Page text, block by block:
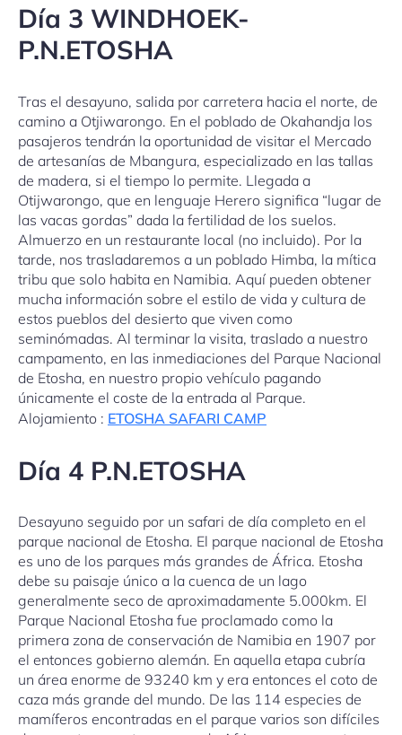
Día 3 WINDHOEK-
P.N.ETOSHA
Tras el desayuno, salida por carretera hacia el norte, de
camino a Otjiwarongo. En el poblado de Okahandja los
pasajeros tendrán la oportunidad de visitar el Mercado
de artesanías de Mbangura, especializado en las tallas
de madera, si el tiempo lo permite. Llegada a
Otijwarongo, que en lenguaje Herero significa “lugar de
las vacas gordas” dada la fertilidad de los suelos.
Almuerzo en un restaurante local (no incluido). Por la
tarde, nos trasladaremos a un poblado Himba, la mítica
tribu que solo habita en Namibia. Aquí pueden obtener
mucha información sobre el estilo de vida y cultura de
estos pueblos del desierto que viven como
seminómadas. Al terminar la visita, traslado a nuestro
campamento, en las inmediaciones del Parque Nacional
de Etosha, en nuestro propio vehículo pagando
únicamente el coste de la entrada al Parque.
Alojamiento : ETOSHA SAFARI CAMP
Día 4 P.N.ETOSHA
Desayuno seguido por un safari de día completo en el
parque nacional de Etosha. El parque nacional de Etosha
es uno de los parques más grandes de África. Etosha
debe su paisaje único a la cuenca de un lago
generalmente seco de aproximadamente 5.000km. El
Parque Nacional Etosha fue proclamado como la
primera zona de conservación de Namibia en 1907 por
el entonces gobierno alemán. En aquella etapa cubría
un área enorme de 93240 km y era entonces el coto de
caza más grande del mundo. De las 114 especies de
mamíferos encontradas en el parque varios son difíciles